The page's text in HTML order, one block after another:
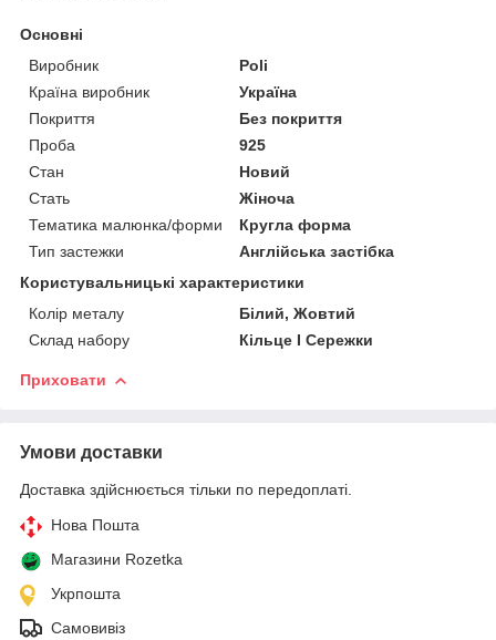
Основні
Виробник
Poli
Країна виробник
Україна
Покриття
Без покриття
Проба
925
Стан
Новий
Стать
Жіноча
Тематика малюнка/форми
Кругла форма
Тип застежки
Англійська застібка
Користувальницькі характеристики
Колір металу
Білий, Жовтий
Склад набору
Кільце I Сережки
Приховати
Умови доставки
Доставка здійснюється тільки по передоплаті.
Нова Пошта
Магазини Rozetka
Укрпошта
Самовивіз